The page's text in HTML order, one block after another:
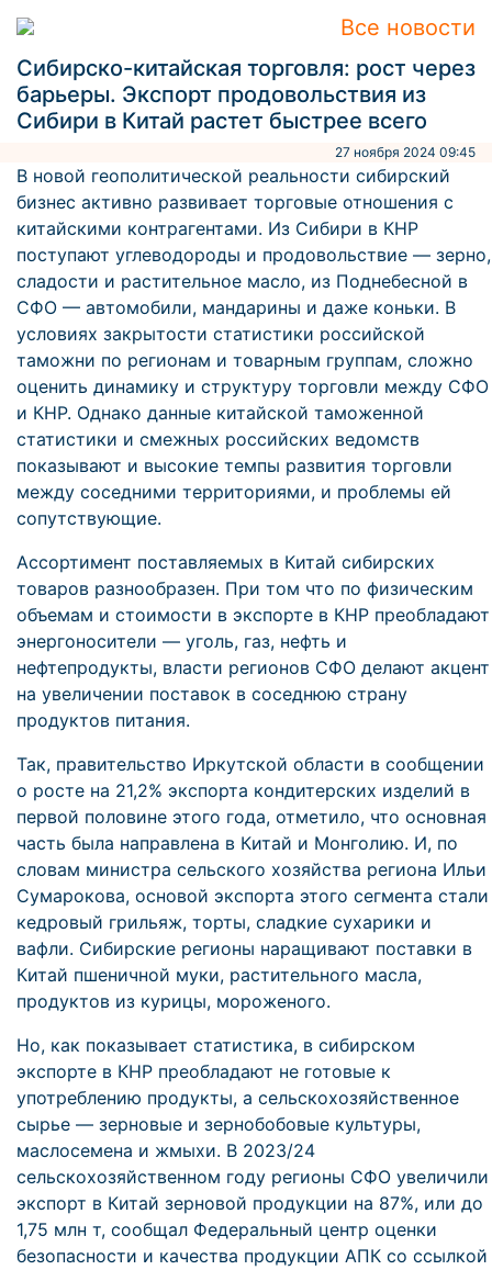
Все новости
Сибирско-китайская торговля: рост через
барьеры. Экспорт продовольствия из
Сибири в Китай растет быстрее всего
27 ноября 2024 09:45
В новой геополитической реальности сибирский
бизнес активно развивает торговые отношения с
китайскими контрагентами. Из Сибири в КНР
поступают углеводороды и продовольствие — зерно,
сладости и растительное масло, из Поднебесной в
СФО — автомобили, мандарины и даже коньки. В
условиях закрытости статистики российской
таможни по регионам и товарным группам, сложно
оценить динамику и структуру торговли между СФО
и КНР. Однако данные китайской таможенной
статистики и смежных российских ведомств
показывают и высокие темпы развития торговли
между соседними территориями, и проблемы ей
сопутствующие.
Ассортимент поставляемых в Китай сибирских
товаров разнообразен. При том что по физическим
объемам и стоимости в экспорте в КНР преобладают
энергоносители — уголь, газ, нефть и
нефтепродукты, власти регионов СФО делают акцент
на увеличении поставок в соседнюю страну
продуктов питания.
Так, правительство Иркутской области в сообщении
о росте на 21,2% экспорта кондитерских изделий в
первой половине этого года, отметило, что основная
часть была направлена в Китай и Монголию. И, по
словам министра сельского хозяйства региона Ильи
Сумарокова, основой экспорта этого сегмента стали
кедровый грильяж, торты, сладкие сухарики и
вафли. Сибирские регионы наращивают поставки в
Китай пшеничной муки, растительного масла,
продуктов из курицы, мороженого.
Но, как показывает статистика, в сибирском
экспорте в КНР преобладают не готовые к
употреблению продукты, а сельскохозяйственное
сырье — зерновые и зернобобовые культуры,
маслосемена и жмыхи. В 2023/24
сельскохозяйственном году регионы СФО увеличили
экспорт в Китай зерновой продукции на 87%, или до
1,75 млн т, сообщал Федеральный центр оценки
безопасности и качества продукции АПК со ссылкой